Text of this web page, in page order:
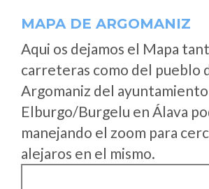
MAPA DE ARGOMANIZ
Aqui os dejamos el Mapa
carreteras como del pueblo
Argomaniz del
Elburgo/Burgelu en Álava
manejando el zoom para
alejaros en el mismo.